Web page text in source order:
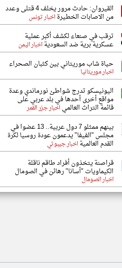
القيروان: حادث مرور يخلف 4 قتلى وعدد
من الاصابات الخطيرةاخبار تونس
ترقب في صنعاء لكشف أكبر عملية
عسكرية برية ضد السعوديةاخبار اليمن
حياة شاب موريتاني بين كثبان الصحراء
اخبار موريتانيا
اليونيسكو تدرج شواطئ نورماندي وعدة
مواقع أخرى أحدها في بلد عربي على
قائمة التراث العالمياخبار جزر القمر
بينهم ممثلو 7 دول عربية.. 13 عضوا في
مجلس "الفيفا" يدعمون عودة روسيا لكرة
القدم العالميةاخبار جيبوتي
قراصنة يتخذون أفراد طاقم ناقلة
الكيماويات "أسانا" رهائن في الصومال
اخبار الصومال